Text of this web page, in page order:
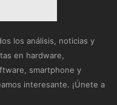
los análisis, noticias y
en hardware,
smartphone y
interesante. ¡Únete a